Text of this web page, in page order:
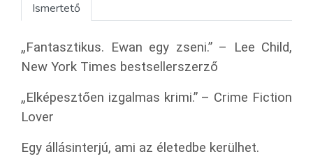
Ismertető
„Fantasztikus. Ewan egy zseni.” – Lee Child,
New York Times bestsellerszerző
„Elképesztően izgalmas krimi.” – Crime Fiction
Lover
Egy állásinterjú, ami az életedbe kerülhet.